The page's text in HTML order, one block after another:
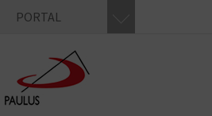
PORTAL